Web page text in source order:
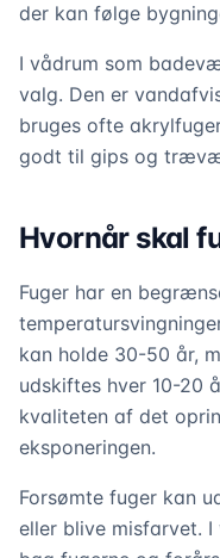
der kan følge
I vådrum som
valg. Den er
bruges ofte
godt til gips og
Hvornår skal
Fuger har en
kan holde 30-50 år,
udskiftes hver 10-20
kvaliteten af det
eksponeringen.
Forsømte fuger kan
eller blive misfarvet.